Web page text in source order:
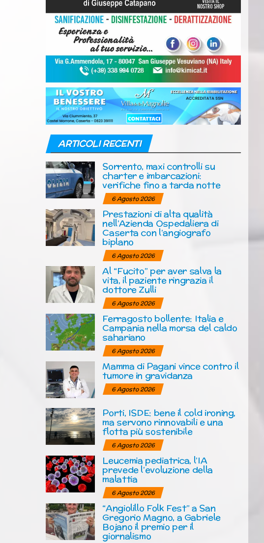
ARTICOLI RECENTI
Sorrento, maxi controlli su
charter e imbarcazioni:
verifiche fino a tarda notte
6 Agosto 2026
Prestazioni di alta qualità
nell’Azienda Ospedaliera di
Caserta con l’angiografo
biplano
6 Agosto 2026
Al “Fucito” per aver salva la
vita, il paziente ringrazia il
dottore Zulli
6 Agosto 2026
Ferragosto bollente: Italia e
Campania nella morsa del caldo
sahariano
6 Agosto 2026
Mamma di Pagani vince contro il
tumore in gravidanza
6 Agosto 2026
Porti, ISDE: bene il cold ironing,
ma servono rinnovabili e una
flotta più sostenibile
6 Agosto 2026
Leucemia pediatrica, l’IA
prevede l’evoluzione della
malattia
6 Agosto 2026
“Angiolillo Folk Fest” a San
Gregorio Magno, a Gabriele
Bojano il premio per il
giornalismo